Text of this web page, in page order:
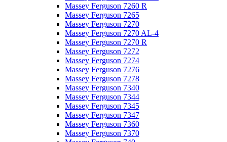
Massey Ferguson 7260 R
Massey Ferguson 7265
Massey Ferguson 7270
Massey Ferguson 7270 AL-4
Massey Ferguson 7270 R
Massey Ferguson 7272
Massey Ferguson 7274
Massey Ferguson 7276
Massey Ferguson 7278
Massey Ferguson 7340
Massey Ferguson 7344
Massey Ferguson 7345
Massey Ferguson 7347
Massey Ferguson 7360
Massey Ferguson 7370